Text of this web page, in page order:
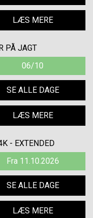
LÆS MERE
PÅ JAGT
06/10
SE ALLE DAGE
LÆS MERE
- EXTENDED
Fra 11.10.2026
SE ALLE DAGE
LÆS MERE